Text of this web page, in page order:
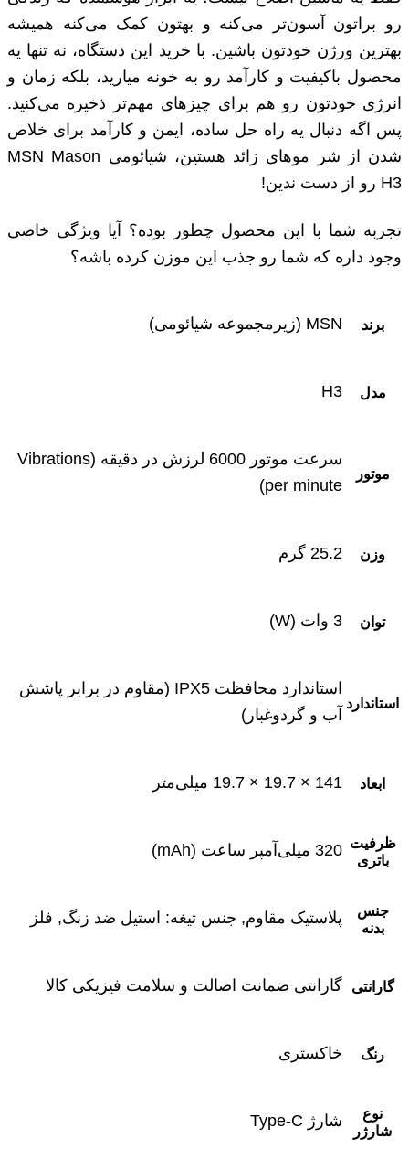
رو براتون آسون‌تر می‌کنه و بهتون کمک می‌کنه همیشه
بهترین ورژن خودتون باشین. با خرید این دستگاه، نه تنها یه
محصول باکیفیت و کارآمد رو به خونه میارید، بلکه زمان و
انرژی خودتون رو هم برای چیزهای مهم‌تر ذخیره می‌کنید.
پس اگه دنبال یه راه حل ساده، ایمن و کارآمد برای خلاص
شدن از شر موهای زائد هستین، شیائومی MSN Mason
H3 رو از دست ندین!
تجربه شما با این محصول چطور بوده؟ آیا ویژگی خاصی
وجود داره که شما رو جذب این موزن کرده باشه؟
برند MSN (زیرمجموعه شیائومی)
مدل H3
موتور
سرعت موتور 6000 لرزش در دقیقه (Vibrations
per minute)
وزن 25.2 گرم
توان 3 وات (W)
استاندارد
استاندارد محافظت IPX5 (مقاوم در برابر پاشش
آب و گردوغبار)
ابعاد 141 × 19.7 × 19.7 میلی‌متر
ظرفیت
باتری
320 میلی‌آمپر ساعت (mAh)
جنس
بدنه
پلاستیک مقاوم, جنس تیغه: استیل ضد زنگ, فلز
گارانتی گارانتی ضمانت اصالت و سلامت فیزیکی کالا
رنگ خاکستری
نوع
شارژر
شارژ Type-C